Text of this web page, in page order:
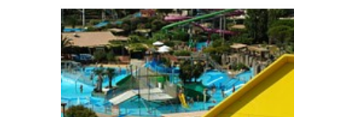
hela året. Vinocap är södra Frankrikes största
vinturismmässa under bar himmel och äger rum
under veckoslutet kring Kristi himmelsfärdsdag,
från 10 till 12 maj 2018 på kajerna i Cap d'Agde.
Under sommarfestivalerna i Pézenas kan du
upptäcka viner från AOC Pézenas på
fredagskvällarna, från slutet av juni till slutet av
augusti, en festlig friluftsatmosfär.